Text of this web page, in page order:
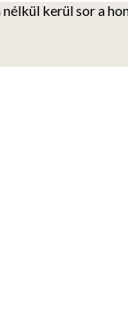
kerül sor a